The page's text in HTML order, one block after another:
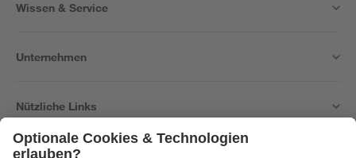
Wissen & Service
Unternehmen
Nützliche Links